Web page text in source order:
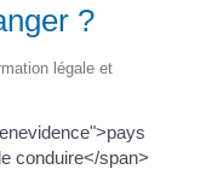
?
légale et
conduire</span>